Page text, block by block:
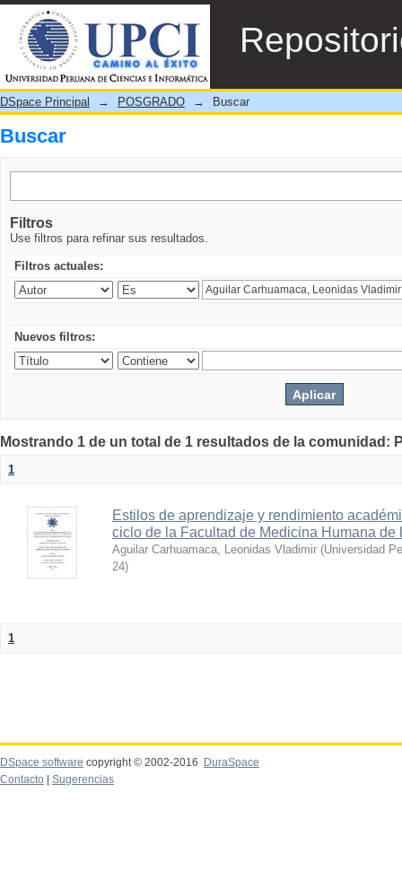
Buscar
DSpace Principal → POSGRADO → Buscar
Buscar
Filtros
Use filtros para refinar sus resultados.
Filtros actuales:
Nuevos filtros:
Mostrando 1 de un total de 1 resultados de la comunidad:
1
Estilos de aprendizaje y rendimiento
ciclo de la Facultad de Medicina Humana
Aguilar Carhuamaca, Leonidas Vladimir (Universidad
24)
1
DSpace software copyright © 2002-2016
DuraSpace
Contacto
Sugerencias